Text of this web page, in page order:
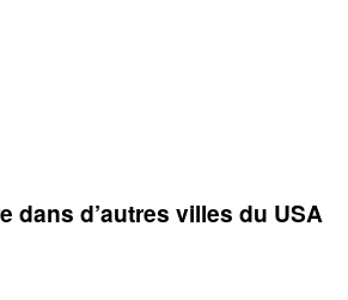
dans d’autres villes du USA